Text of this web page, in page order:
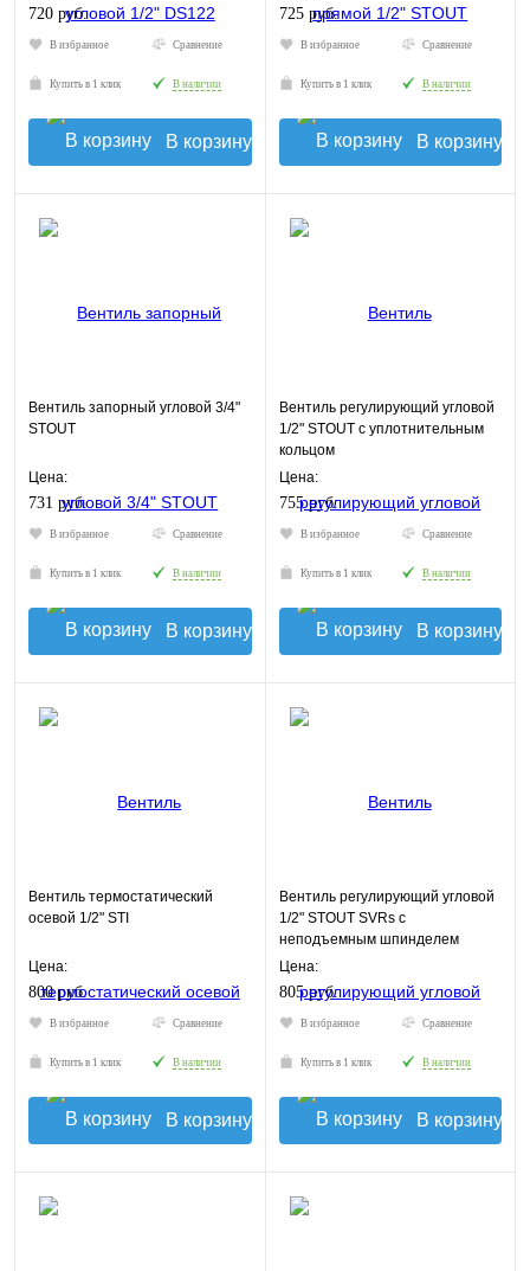
720 руб.
В избранное Сравнение
Купить в 1 клик В наличии
В корзину
725 руб.
В избранное Сравнение
Купить в 1 клик В наличии
В корзину
Вентиль запорный угловой 3/4"
STOUT
Цена:
731 руб.
В избранное Сравнение
Купить в 1 клик В наличии
В корзину
Вентиль регулирующий угловой
1/2" STOUT с уплотнительным
кольцом
Цена:
755 руб.
В избранное Сравнение
Купить в 1 клик В наличии
В корзину
Вентиль термостатический
осевой 1/2" STI
Цена:
800 руб.
В избранное Сравнение
Купить в 1 клик В наличии
В корзину
Вентиль регулирующий угловой
1/2" STOUT SVRs с
неподъемным шпинделем
Цена:
805 руб.
В избранное Сравнение
Купить в 1 клик В наличии
В корзину